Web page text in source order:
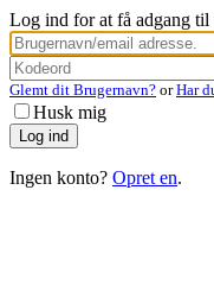
Log ind for at få adgang til
Glemt dit Brugernavn? orHar
Husk mig
Ingen konto? Opret en.